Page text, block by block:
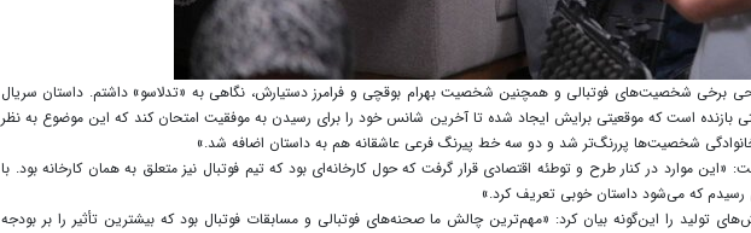
برخی شخصیت‌های فوتبالی و همچنین شخصیت بهرام بوقچی و فرامرز دستیارش، نگاهی به «تدلاسو» داشتم. داستان سریال
بازنده است که موقعیتی برایش ایجاد شده تا آخرین شانس خود را برای رسیدن به موفقیت امتحان کند که این موضوع به نظر
شخصیت‌ها پررنگ‌تر شد و دو سه خط پیرنگ فرعی عاشقانه هم به داستان اضافه شد.»
«این موارد در کنار طرح و توطئه اقتصادی قرار گرفت که حول کارخانه‌ای بود که تیم فوتبال نیز متعلق به همان کارخانه بود. با
رسیدم که می‌شود داستان خوبی تعریف کرد.»
تولید را این‌گونه بیان کرد: «مهم‌ترین چالش ما صحنه‌های فوتبالی و مسابقات فوتبال بود که بیشترین تأثیر را بر بودجه